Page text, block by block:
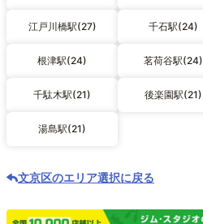
江戸川橋駅(27) 千石駅(24)
根津駅(24) 茗荷谷駅(24)
千駄木駅(21) 後楽園駅(21)
湯島駅(21)
文京区のエリア選択に戻る